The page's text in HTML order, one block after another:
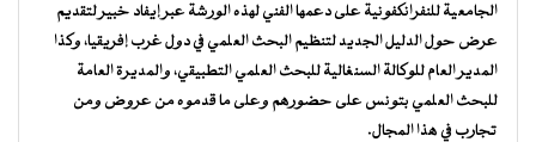
الجامعية للنفرانكفونية على دعمها الفني لهذه الورشة عبر إيفاد خبير لتقديم
عرض حول الدليل الجديد لتنظيم البحث العلمي في دول غرب إفريقيا، وكذا
المدير العام للوكالة السنغالية للبحث العلمي التطبيقي، والمديرة العامة
للبحث العلمي بتونس على حضورهم وعلى ما قدموه من عروض ومن
تجارب في هذا المجال.